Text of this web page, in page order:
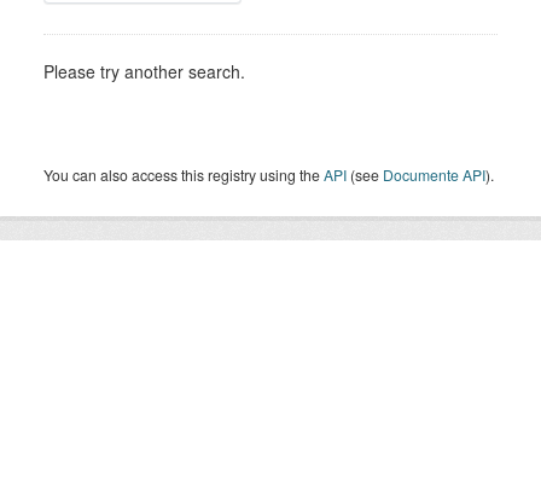
Please try another search.
You can also access this registry using theAPI (see Documente API).